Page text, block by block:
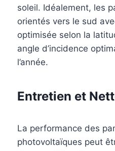
soleil. Idéalement, les
orientés vers le sud
optimisée selon la
angle d’incidence
l’année.
Entretien et
La performance des
photovoltaïques peut